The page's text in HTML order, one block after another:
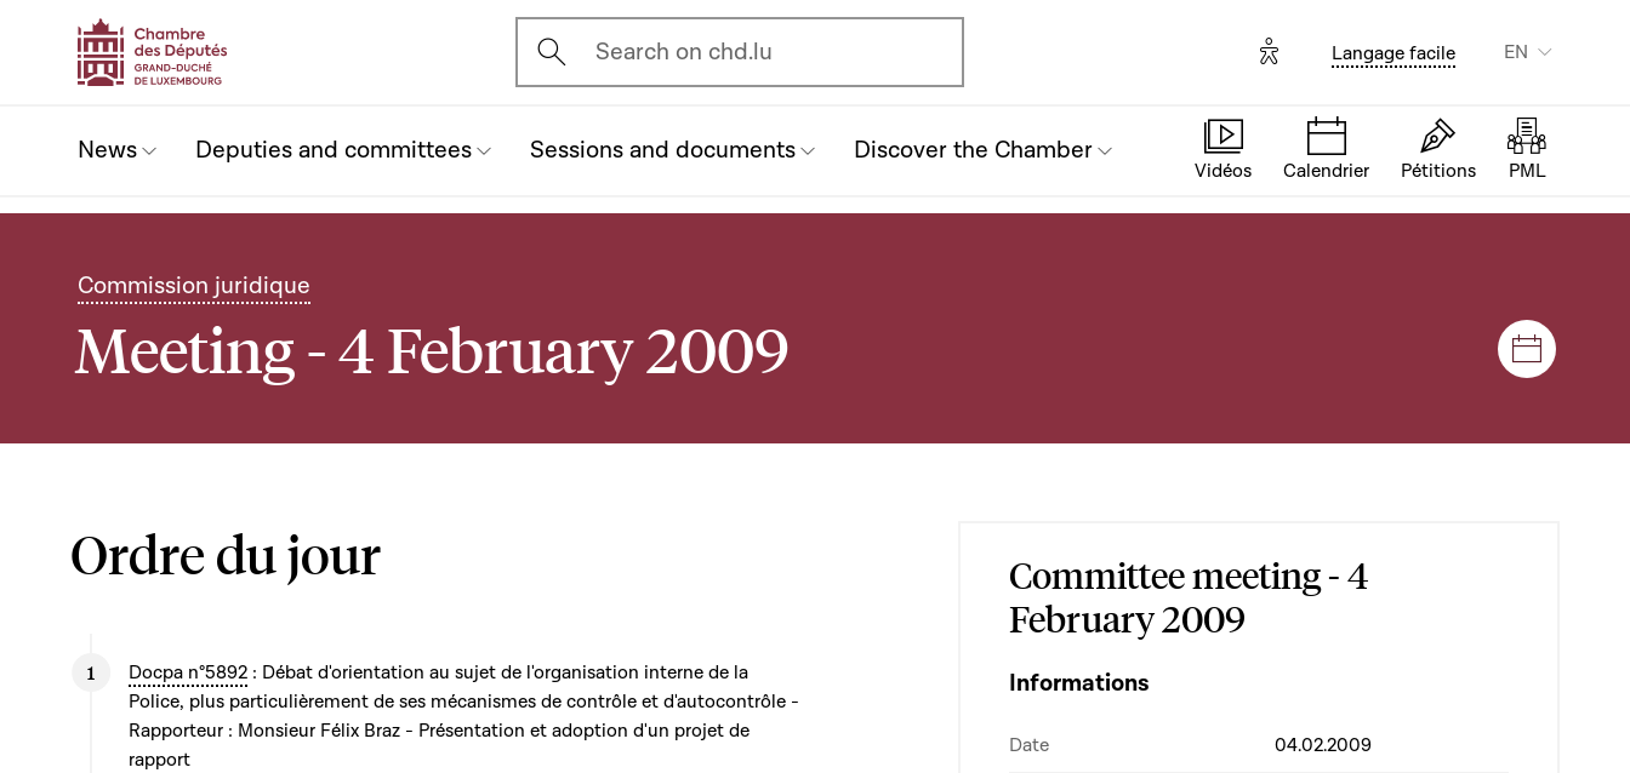
Ouvrir l'écran de recherche
Search on chd.lu Options d'accessibilité
Langage facile EN
News Deputies and committees Sessions and documents Discover the Chamber
Vidéos Calendrier Pétitions PML
Commission juridique
Meeting - 4 February 2009 Sessions
Ordre du jour
Docpa n°5892 : Débat d'orientation au sujet de l'organisation interne de la
Police, plus particulièrement de ses mécanismes de contrôle et d'autocontrôle -
Rapporteur : Monsieur Félix Braz - Présentation et adoption d'un projet de
rapport
Committee meeting - 4
February 2009
Informations
Date 04.02.2009